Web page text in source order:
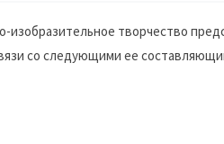
изобразительное творчество
со следующими ее